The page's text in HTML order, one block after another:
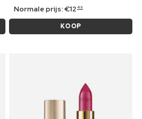
Normale prijs:€12 49
KOOP